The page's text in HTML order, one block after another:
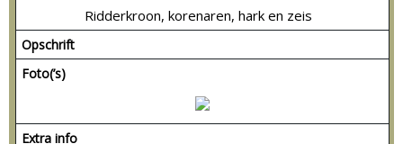
Ridderkroon, korenaren, hark en zeis
Opschrift
Foto(’s)
Extra info